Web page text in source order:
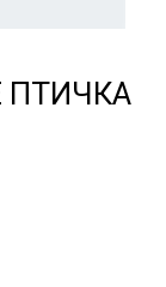
ПТИЧКА